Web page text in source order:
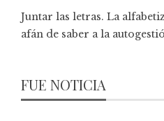
Juntar las letras. La
afán de saber a la
FUE NOTICIA